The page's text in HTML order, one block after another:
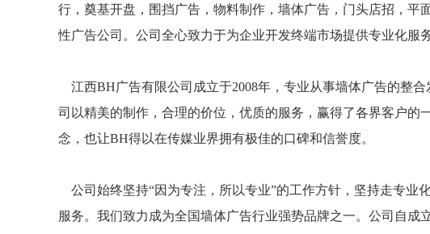
行，奠基开盘，围挡广告，物料制作，墙体广告，门头店招，
性广告公司。公司全心致力于为企业开发终端市场提供专业化服
江西BH广告有限公司成立于2008年，专业从事墙体广告的整
司以精美的制作，合理的价位，优质的服务，赢得了各界客户
念，也让BH得以在传媒业界拥有极佳的口碑和信誉度。
公司始终坚持“因为专注，所以专业”的工作方针，坚持走专业
服务。我们致力成为全国墙体广告行业强势品牌之一。公司自